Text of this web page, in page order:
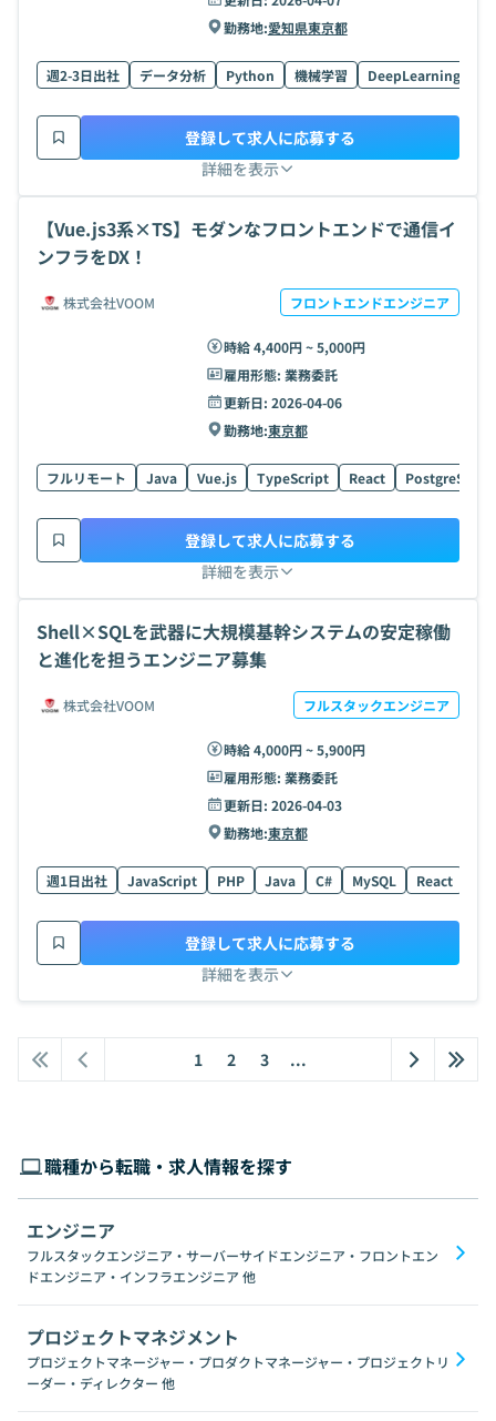
勤務地:愛知県東京都
週2-3日出社 データ分析 Python 機械学習 DeepLearning
詳細を表示
登録して求人に応募する
【Vue.js3系×TS】モダンなフロントエンドで通信イ
ンフラをDX！
株式会社VOOM フロントエンドエンジニア
時給 4,400円 ~ 5,000円
雇用形態: 業務委託
更新日: 2026-04-06
勤務地:東京都
フルリモート Java Vue.js TypeScript React PostgreSQL
詳細を表示
登録して求人に応募する
Shell×SQLを武器に大規模基幹システムの安定稼働
と進化を担うエンジニア募集
株式会社VOOM フルスタックエンジニア
時給 4,000円 ~ 5,900円
雇用形態: 業務委託
更新日: 2026-04-03
勤務地:東京都
週1日出社 JavaScript PHP Java C# MySQL React
詳細を表示
登録して求人に応募する
1 2 3 ...
職種から転職・求人情報を探す
エンジニア
フルスタックエンジニア・サーバーサイドエンジニア・フロントエン
ドエンジニア・インフラエンジニア 他
プロジェクトマネジメント
プロジェクトマネージャー・プロダクトマネージャー・プロジェクトリ
ーダー・ディレクター 他